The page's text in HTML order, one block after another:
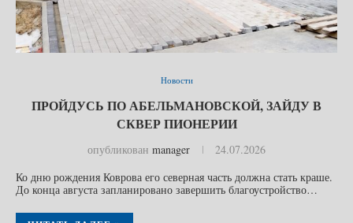
Новости
ПРОЙДУСЬ ПО АБЕЛЬМАНОВСКОЙ, ЗАЙДУ В
СКВЕР ПИОНЕРИИ
опубликован manager
24.07.2026
Ко дню рождения Коврова его северная часть должна стать краше.
До конца августа запланировано завершить благоустройство…